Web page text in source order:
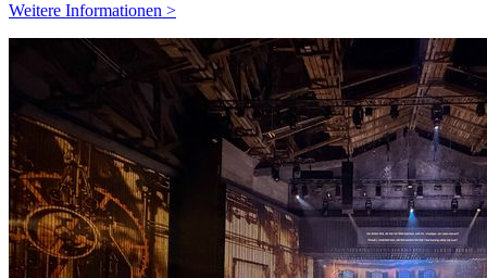
Weitere Informationen >